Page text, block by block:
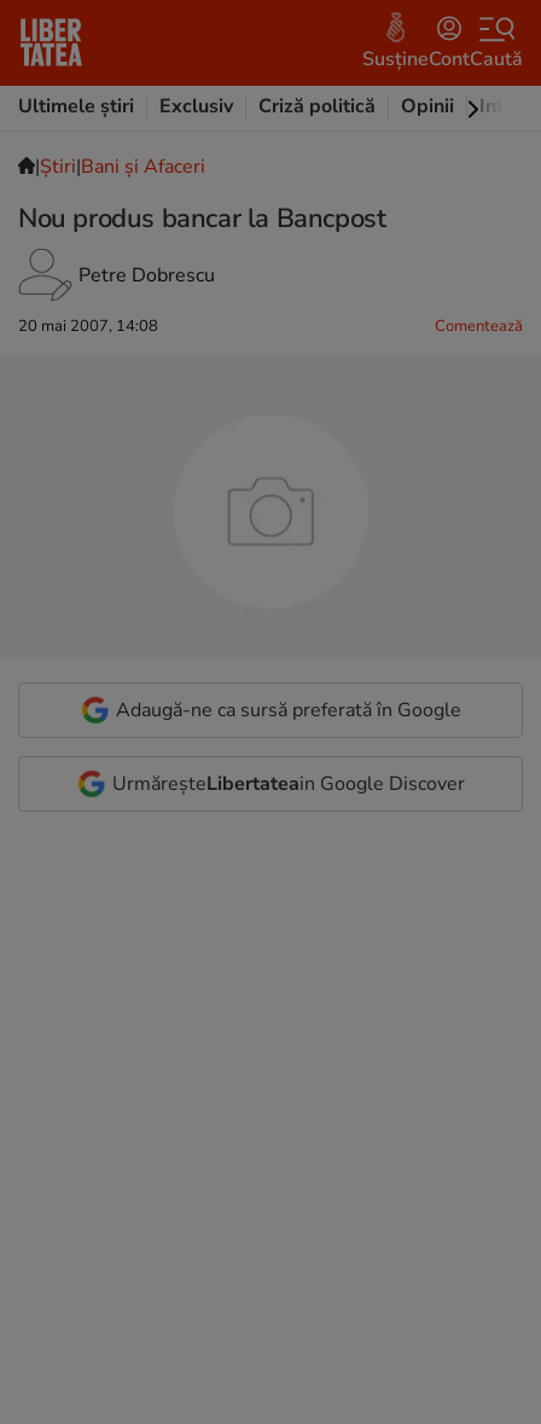
SusțineContCaută
Ultimele știri
Exclusiv Criză politică Opinii
|Ştiri|Bani și Afaceri
Nou produs bancar la Bancpost
Petre Dobrescu
20 mai 2007, 14:08 Comentează
Adaugă-ne ca sursă preferată în Google
UrmăreșteLibertateain Google Discover